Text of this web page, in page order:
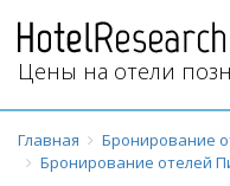
Цены на отели
Главная
Бронирование
Бронирование отелей